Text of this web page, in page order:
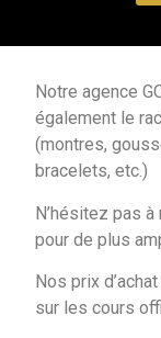
Notre agence
également le
(montres,
bracelets, etc.)
N’hésitez pas
pour de plus
Nos prix
sur les cours